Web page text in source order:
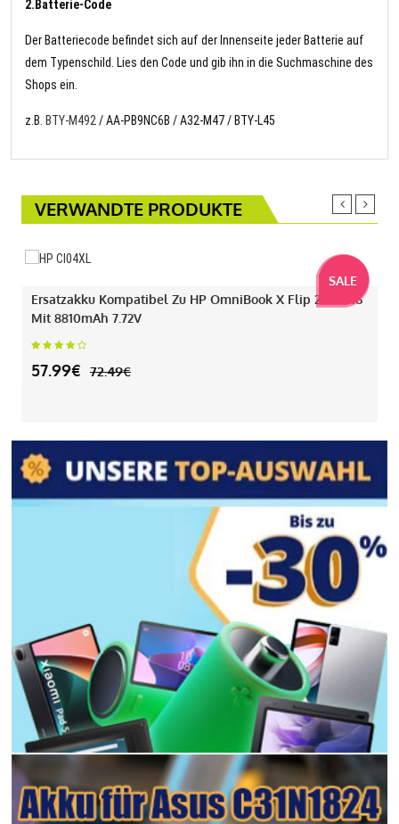
2.Batterie-Code
Der Batteriecode befindet sich auf der Innenseite jeder Batterie auf
dem Typenschild. Lies den Code und gib ihn in die Suchmaschine des
Shops ein.
z.B. BTY-M492 / AA-PB9NC6B / A32-M47 / BTY-L45
VERWANDTE PRODUKTE
SALE
Ersatzakku Kompatibel Zu HP OmniBook X Flip 2-IN-1 16
Mit 8810mAh 7.72V
57.99€ 72.49€